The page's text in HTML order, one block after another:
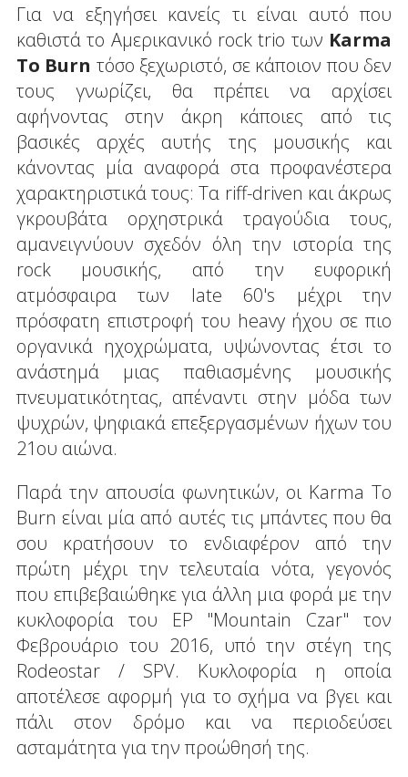
Για να εξηγήσει κανείς τι είναι αυτό που
καθιστά το Αμερικανικό rock trio των Karma
To Burn τόσο ξεχωριστό, σε κάποιον που δεν
τους γνωρίζει, θα πρέπει να αρχίσει
αφήνοντας στην άκρη κάποιες από τις
βασικές αρχές αυτής της μουσικής και
κάνοντας μία αναφορά στα προφανέστερα
χαρακτηριστικά τους: Τα riff-driven και άκρως
γκρουβάτα ορχηστρικά τραγούδια τους,
αμανειγνύουν σχεδόν όλη την ιστορία της
rock μουσικής, από την ευφορική
ατμόσφαιρα των late 60's μέχρι την
πρόσφατη επιστροφή του heavy ήχου σε πιο
οργανικά ηχοχρώματα, υψώνοντας έτσι το
ανάστημά μιας παθιασμένης μουσικής
πνευματικότητας, απέναντι στην μόδα των
ψυχρών, ψηφιακά επεξεργασμένων ήχων του
21ου αιώνα.
Παρά την απουσία φωνητικών, οι Karma To
Burn είναι μία από αυτές τις μπάντες που θα
σου κρατήσουν το ενδιαφέρον από την
πρώτη μέχρι την τελευταία νότα, γεγονός
που επιβεβαιώθηκε για άλλη μια φορά με την
κυκλοφορία του EP "Mountain Czar" τον
Φεβρουάριο του 2016, υπό την στέγη της
Rodeostar / SPV. Κυκλοφορία η οποία
αποτέλεσε αφορμή για το σχήμα να βγει και
πάλι στον δρόμο και να περιοδεύσει
ασταμάτητα για την προώθησή της.